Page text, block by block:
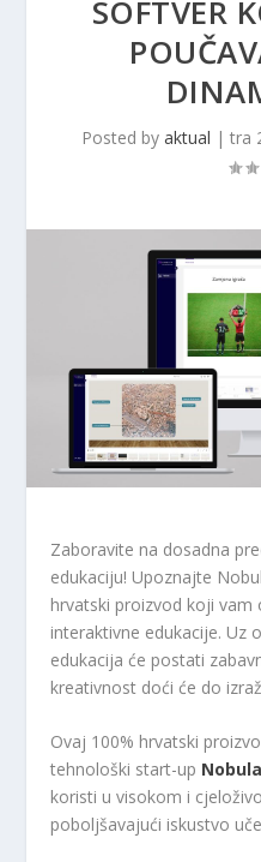
SOFTVER
Posted by aktual | tra
Zaboravite na dosadna
edukaciju! Upoznajte
hrvatski proizvod koji
interaktivne edukacije. Uz
edukacija će postati
kreativnost doći će do
Ovaj 100% hrvatski
tehnološki start-up
koristi u visokom i
poboljšavajući iskustvo